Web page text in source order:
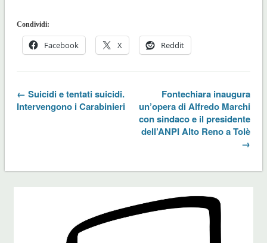
Condividi:
Facebook X Reddit
← Suicidi e tentati suicidi.
Intervengono i Carabinieri
Fontechiara inaugura
un’opera di Alfredo Marchi
con sindaco e il presidente
dell’ANPI Alto Reno a Tolè
→